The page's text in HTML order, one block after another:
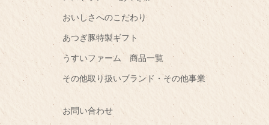
おいしさへのこだわり
あつぎ豚特製ギフト
うすいファーム 商品一覧
その他取り扱いブランド・その他事業
お問い合わせ